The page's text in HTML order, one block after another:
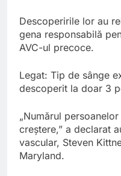
Descoperirile lor au
gena responsabilă
AVC-ul precoce.
Legat: Tip de sânge
descoperit la doar 3
„Numărul
creștere,” a declarat
vascular, Steven
Maryland.